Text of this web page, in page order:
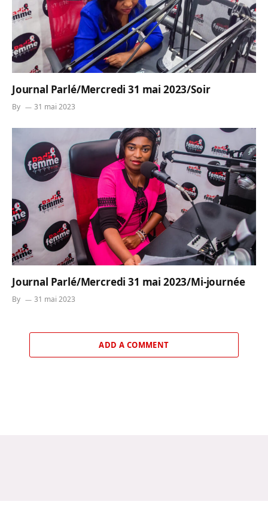
Journal Parlé/Mercredi 31 mai 2023/Soir
By 31 mai 2023
Journal Parlé/Mercredi 31 mai 2023/Mi-journée
By 31 mai 2023
ADD A COMMENT